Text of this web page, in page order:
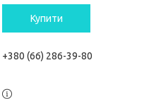
Купити
+380 (66) 286-39-80